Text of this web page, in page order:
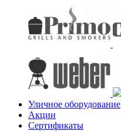
Уличное оборудование
Акции
Сертификаты